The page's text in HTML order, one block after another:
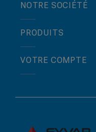
NOTRE SOCIÉTÉ
PRODUITS
VOTRE COMPTE